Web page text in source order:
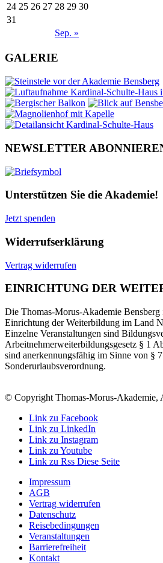
Sep. »
24 25 26 27 28 29 30
31
GALERIE
NEWSLETTER
Unterstützen Sie die Akademie!
Jetzt spenden
Widerrufserklärung
Vertrag widerrufen
EINRICHTUNG DER
Die Thomas-Morus-Akademie Bensberg
Einrichtung der Weiterbildung im Land
Einzelne Veranstaltungen sind
Arbeitnehmerweiterbildungsgesetz § 1
sind anerkennungsfähig im Sinne von §
Sonderurlaubsverordnung.
© Copyright Thomas-Morus-Akademie,
Link zu Facebook
Link zu LinkedIn
Link zu Instagram
Link zu Youtube
Link zu Rss Diese Seite
Impressum
AGB
Vertrag widerrufen
Datenschutz
Reisebedingungen
Veranstaltungen
Barrierefreiheit
Kontakt